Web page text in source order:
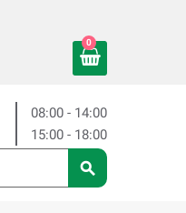
0
08:00 - 14:00
15:00 - 18:00
